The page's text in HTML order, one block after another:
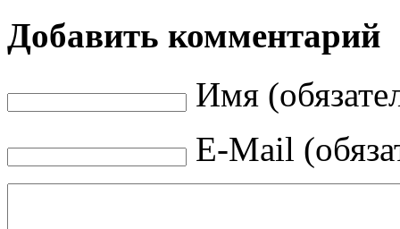
Добавить комментарий
Имя
E-Mail